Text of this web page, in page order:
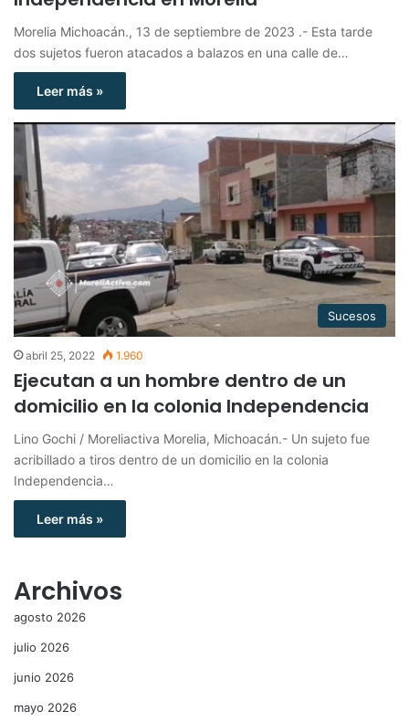
Morelia Michoacán., 13 de septiembre de 2023 .- Esta tarde
dos sujetos fueron atacados a balazos en una calle de…
Leer más »
Sucesos
abril 25, 2022 1.960
Ejecutan a un hombre dentro de un
domicilio en la colonia Independencia
Lino Gochi / Moreliactiva Morelia, Michoacán.- Un sujeto fue
acribillado a tiros dentro de un domicilio en la colonia
Independencia…
Leer más »
Archivos
agosto 2026
julio 2026
junio 2026
mayo 2026